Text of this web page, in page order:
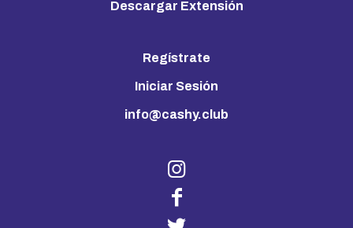
Descargar Extensión
Regístrate
Iniciar Sesión
info@cashy.club